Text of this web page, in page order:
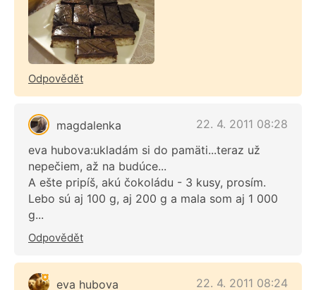
Odpovědět
magdalenka
22. 4. 2011 08:28
eva hubova:ukladám si do pamäti...teraz už
nepečiem, až na budúce...
A ešte pripíš, akú čokoládu - 3 kusy, prosím.
Lebo sú aj 100 g, aj 200 g a mala som aj 1 000
g...
Odpovědět
eva hubova 22. 4. 2011 08:24